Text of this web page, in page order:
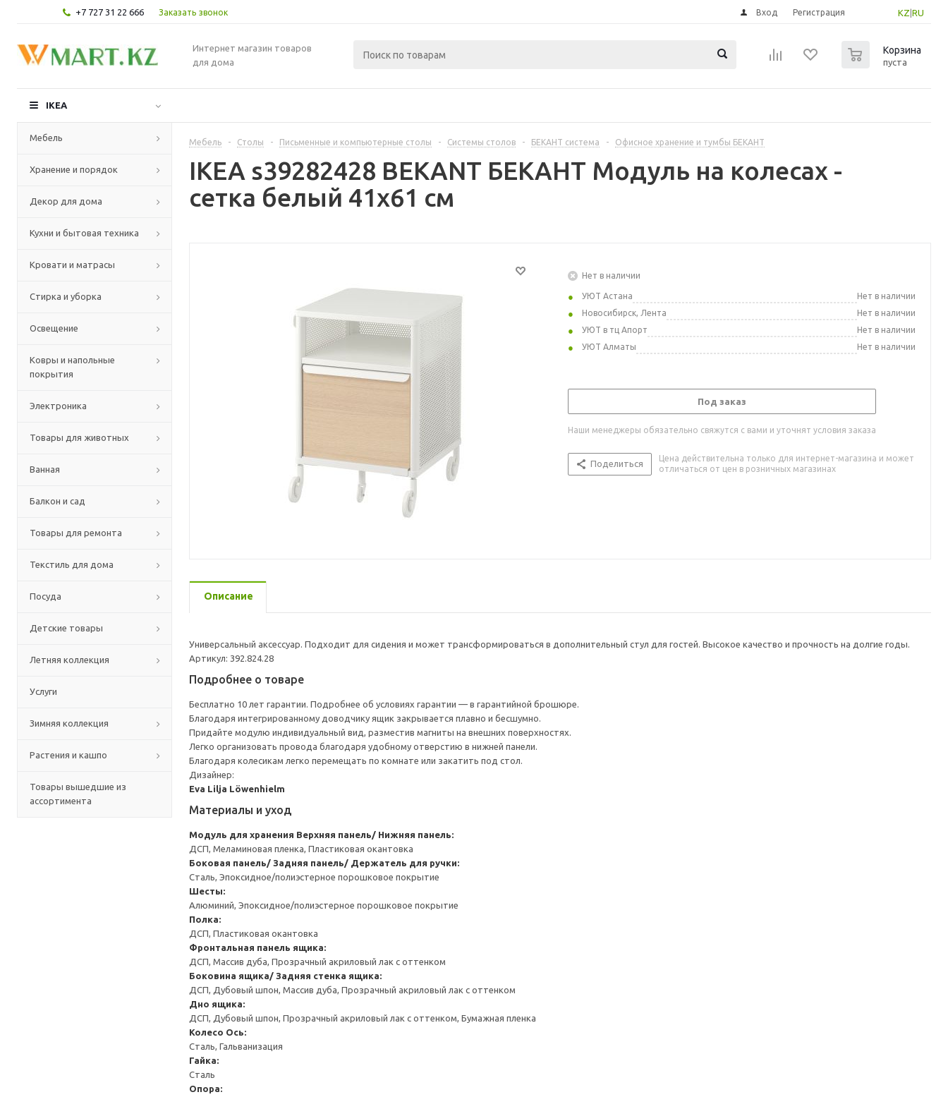
+7 727 31 22 666 Заказать звонок KZ RU
Вход Регистрация
Интернет магазин товаров
для дома
Корзина
пуста
IKEA
Мебель
Хранение и порядок
Декор для дома
Кухни и бытовая техника
Кровати и матрасы
Стирка и уборка
Освещение
Ковры и напольные
покрытия
Электроника
Товары для животных
Ванная
Балкон и сад
Товары для ремонта
Текстиль для дома
Посуда
Детские товары
Летняя коллекция
Услуги
Зимняя коллекция
Растения и кашпо
Товары вышедшие из
ассортимента
Мебель - Столы - Письменные и компьютерные столы - Системы столов - БЕКАНТ система - Офисное хранение и тумбы БЕКАНТ
IKEA s39282428 BEKANT БЕКАНТ Модуль на колесах -
сетка белый 41x61 см
Нет в наличии
УЮТ Астана
Нет в наличии
Новосибирск, Лента
Нет в наличии
УЮТ в тц Апорт
Нет в наличии
УЮТ Алматы
Нет в наличии
Под заказ
Наши менеджеры обязательно свяжутся с вами и уточнят условия заказа
Поделиться
Цена действительна только для интернет-магазина и может
отличаться от цен в розничных магазинах
Описание
Универсальный аксессуар. Подходит для сидения и может трансформироваться в дополнительный стул для гостей. Высокое качество и прочность на долгие годы.
Артикул: 392.824.28
Подробнее о товаре
Бесплатно 10 лет гарантии. Подробнее об условиях гарантии — в гарантийной брошюре.
Благодаря интегрированному доводчику ящик закрывается плавно и бесшумно.
Придайте модулю индивидуальный вид, разместив магниты на внешних поверхностях.
Легко организовать провода благодаря удобному отверстию в нижней панели.
Благодаря колесикам легко перемещать по комнате или закатить под стол.
Дизайнер:
Eva Lilja Löwenhielm
Материалы и уход
Модуль для хранения Верхняя панель/ Нижняя панель:
ДСП, Меламиновая пленка, Пластиковая окантовка
Боковая панель/ Задняя панель/ Держатель для ручки:
Сталь, Эпоксидное/полиэстерное порошковое покрытие
Шесты:
Алюминий, Эпоксидное/полиэстерное порошковое покрытие
Полка:
ДСП, Пластиковая окантовка
Фронтальная панель ящика:
ДСП, Массив дуба, Прозрачный акриловый лак с оттенком
Боковина ящика/ Задняя стенка ящика:
ДСП, Дубовый шпон, Массив дуба, Прозрачный акриловый лак с оттенком
Дно ящика:
ДСП, Дубовый шпон, Прозрачный акриловый лак с оттенком, Бумажная пленка
Колесо Ось:
Сталь, Гальванизация
Гайка:
Сталь
Опора: